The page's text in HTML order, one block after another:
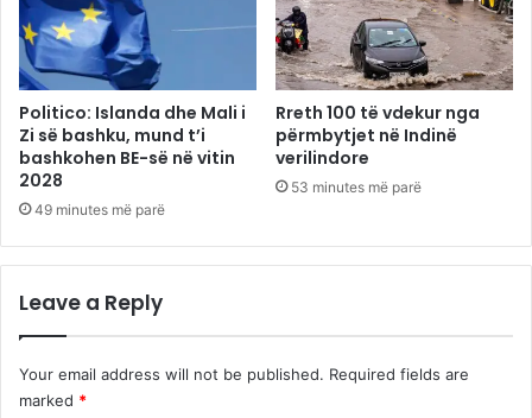
Politico: Islanda dhe Mali i
Zi së bashku, mund t’i
bashkohen BE-së në vitin
2028
49 minutes më parë
Rreth 100 të vdekur nga
përmbytjet në Indinë
verilindore
53 minutes më parë
Leave a Reply
Your email address will not be published. Required fields are
marked *